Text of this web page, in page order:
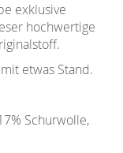
exklusive
hochwertige
etwas Stand.
Schurwolle,